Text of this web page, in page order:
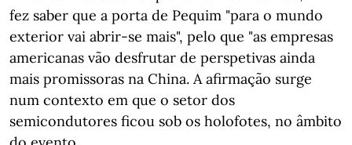
fez saber que a porta de Pequim "para o mundo
exterior vai abrir-se mais", pelo que "as empresas
americanas vão desfrutar de perspetivas ainda
mais promissoras na China. A afirmação surge
num contexto em que o setor dos
semicondutores ficou sob os holofotes, no âmbito